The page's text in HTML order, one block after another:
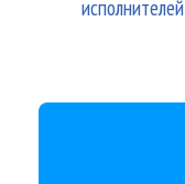
исполнителей